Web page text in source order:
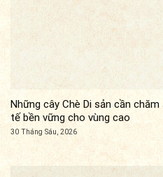
Những cây Chè Di sản cần
tế bền vững cho vùng cao
30 Tháng Sáu, 2026